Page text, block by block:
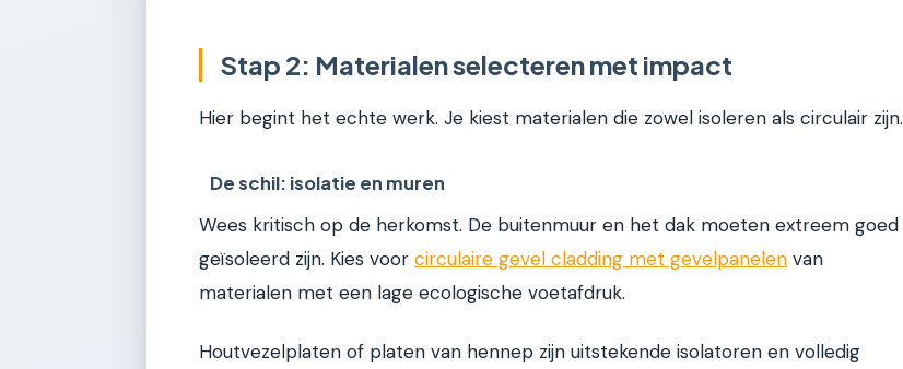
Stap 2: Materialen selecteren met impact
Hier begint het echte werk. Je kiest materialen die zowel isoleren als circulair zijn.
De schil: isolatie en muren
Wees kritisch op de herkomst. De buitenmuur en het dak moeten extreem goed
geïsoleerd zijn. Kies voor circulaire gevel cladding met gevelpanelen van
materialen met een lage ecologische voetafdruk.
Houtvezelplaten of platen van hennep zijn uitstekende isolatoren en volledig